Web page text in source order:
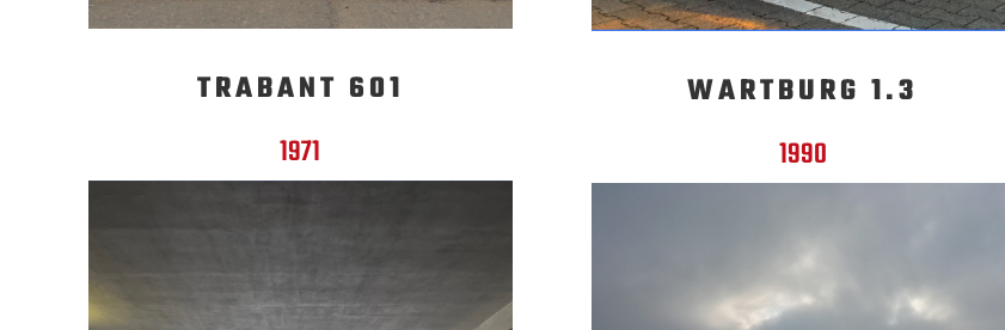
TRABANT 601
1971
WARTBURG 1.3
1990